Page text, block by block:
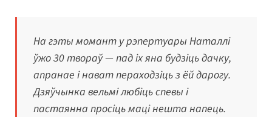
На гэты момант у рэпертуары Наталлі
ўжо 30 твораў — пад іх яна будзіць дачку,
апранае і нават пераходзіць з ёй дарогу.
Дзяўчынка вельмі любіць спевы і
пастаянна просіць маці нешта напець.